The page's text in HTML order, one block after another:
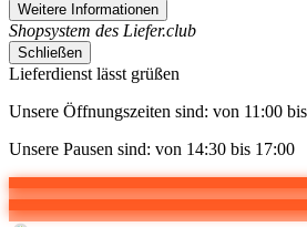
Weitere Informationen
Shopsystem des Liefer.club
Schließen
Lieferdienst lässt grüßen
Unsere Öffnungszeiten sind: von 11:00
Unsere Pausen sind: von 14:30 bis 17:00